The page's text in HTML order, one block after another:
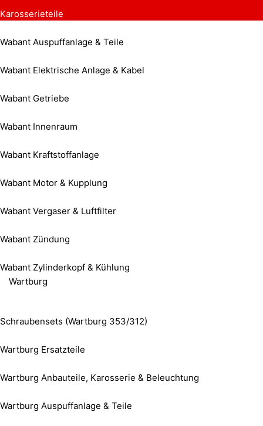
Karosserieteile
Wabant Auspuffanlage & Teile
Wabant Elektrische Anlage & Kabel
Wabant Getriebe
Wabant Innenraum
Wabant Kraftstoffanlage
Wabant Motor & Kupplung
Wabant Vergaser & Luftfilter
Wabant Zündung
Wabant Zylinderkopf & Kühlung
Wartburg
Schraubensets (Wartburg 353/312)
Wartburg Ersatzteile
Wartburg Anbauteile, Karosserie & Beleuchtung
Wartburg Auspuffanlage & Teile